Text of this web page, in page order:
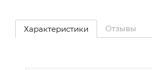
Характеристики Отзывы